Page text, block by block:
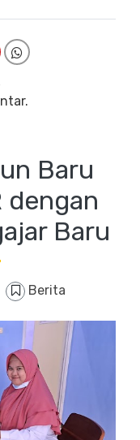
Baru
dengan
Baru
Berita